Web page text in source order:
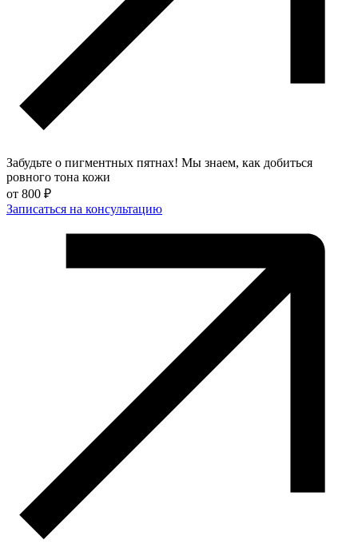
Забудьте о пигментных пятнах! Мы знаем, как добиться
ровного тона кожи
от 800 ₽
Записаться на консультацию